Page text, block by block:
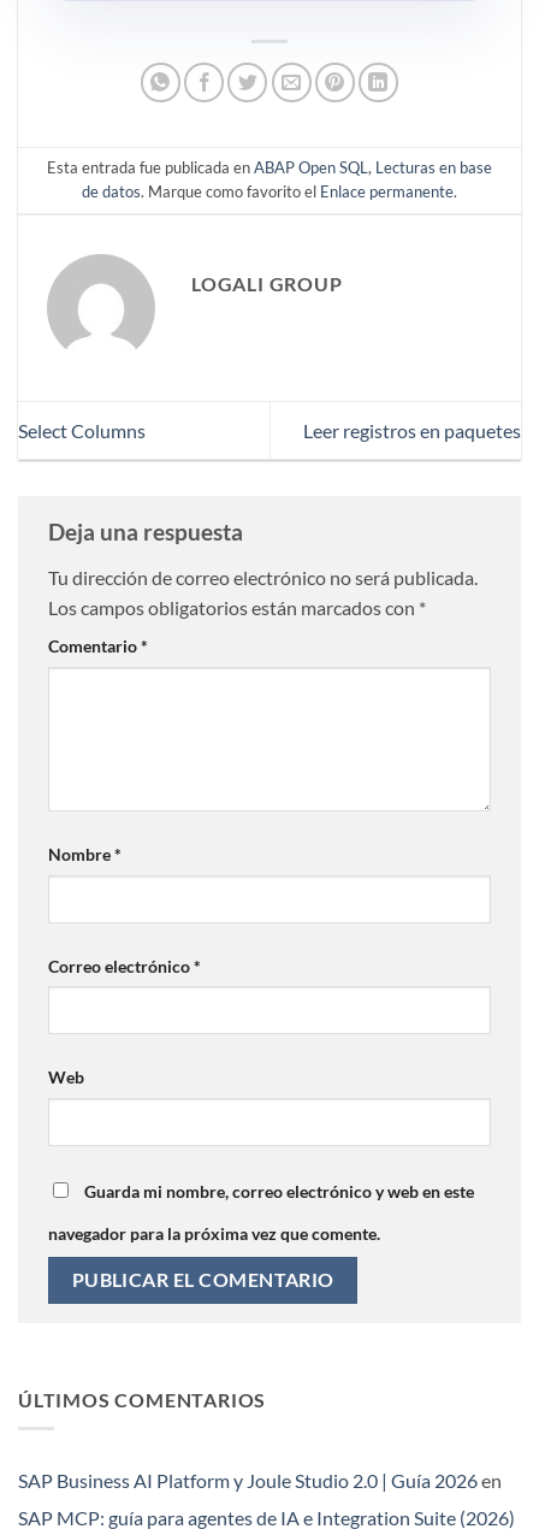
Esta entrada fue publicada enABAP Open SQL, Lecturas en base
de datos. Marque como favorito el Enlace permanente.
LOGALI GROUP
Select Columns Leer registros en paquetes
Deja una respuesta
Tu dirección de correo electrónico no será publicada.
Los campos obligatorios están marcados con *
Comentario*
Nombre*
Correo electrónico*
Web
Guarda mi nombre, correo electrónico y web en este
navegador para la próxima vez que comente.
ÚLTIMOS COMENTARIOS
SAP Business AI Platform y Joule Studio 2.0 | Guía 2026en
SAP MCP: guía para agentes de IA e Integration Suite (2026)